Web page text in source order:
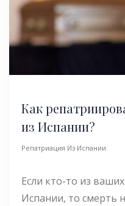
Как
из Испании?
Репатриация Из Испании
Если кто-то из
Испании, то смерть